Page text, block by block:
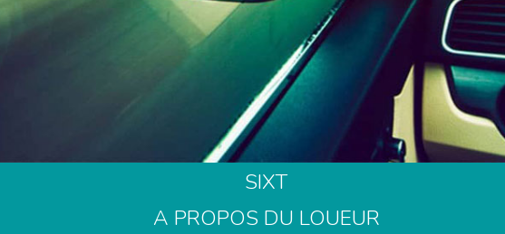
SIXT
A PROPOS DU LOUEUR